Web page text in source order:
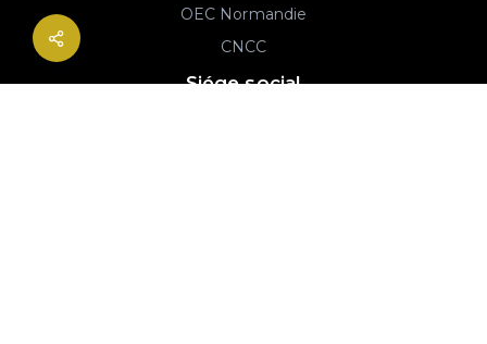
OEC Normandie
CNCC
Siége social